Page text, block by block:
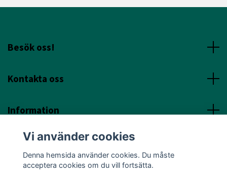
Besök oss!
Kontakta oss
Information
Sociala Media
Vi använder cookies
Denna hemsida använder cookies. Du måste
acceptera cookies om du vill fortsätta.